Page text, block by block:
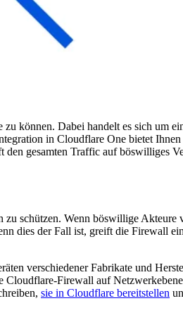
können. Dabei handelt es sich um
in Cloudflare One bietet
den gesamten Traffic auf böswilliges
schützen. Wenn böswillige Akteure
dies der Fall ist, greift die Firewall
verschiedener Fabrikate und
Cloudflare-Firewall auf
sie in Cloudflare bereitstellen